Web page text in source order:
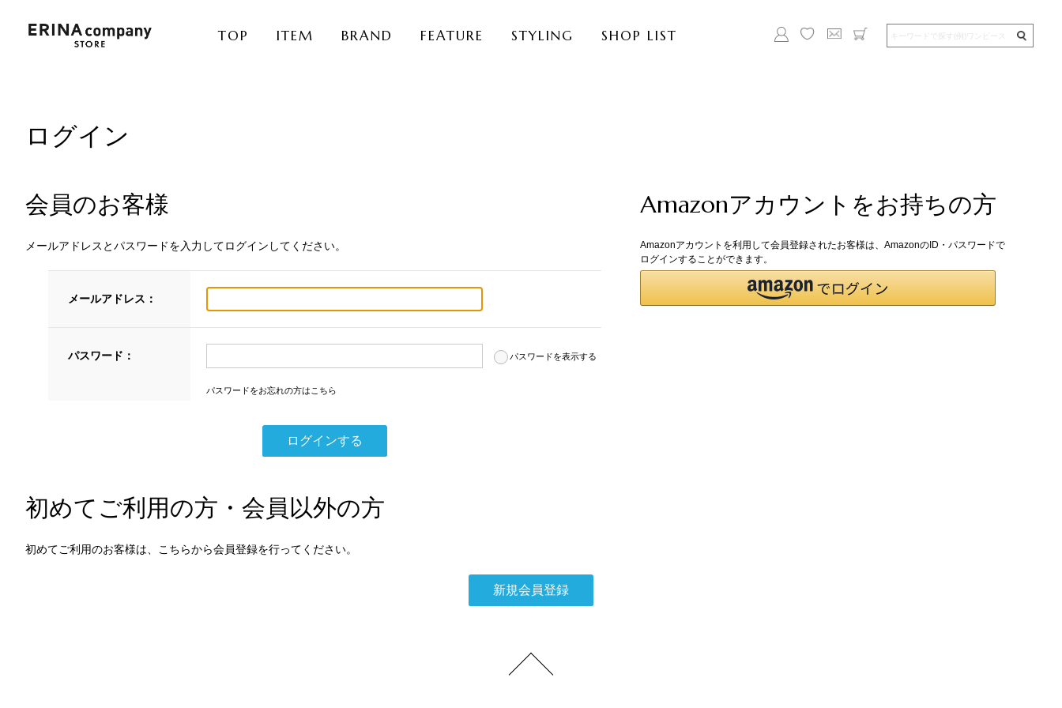
TOP ITEM BRAND FEATURE STYLING SHOP LIST
ログイン
会員のお客様
メールアドレスとパスワードを入力してログインしてください。
メールアドレス：
パスワード： パスワードを表示する
パスワードをお忘れの方はこちら
Amazonアカウントをお持ちの方
Amazonアカウントを利用して会員登録されたお客様は、AmazonのID・パスワードで
ログインすることができます。
初めてご利用の方・会員以外の方
初めてご利用のお客様は、こちらから会員登録を行ってください。